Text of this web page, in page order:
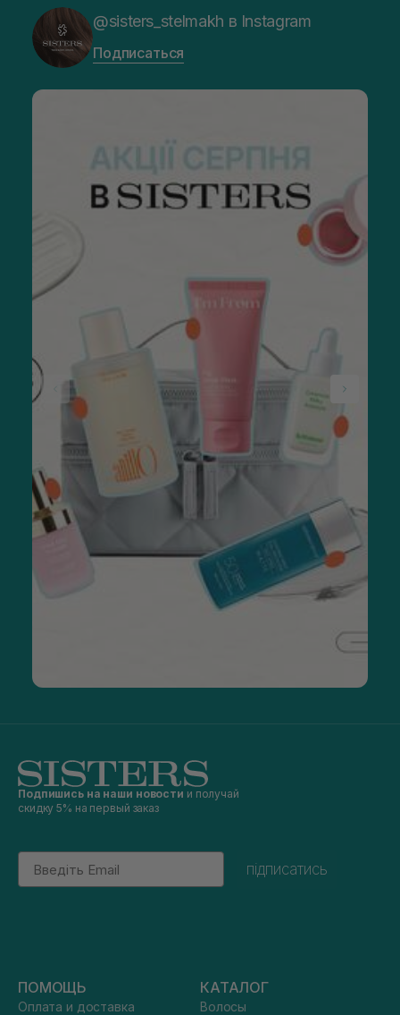
@sisters_stelmakh в Instagram
Подписаться
Подпишись на наши новости и получай
скидку 5% на первый заказ
Email
підписатись
ПОМОЩЬ
Оплата и доставка
КАТАЛОГ
Волосы